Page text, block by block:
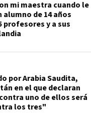
mi maestra cuando le
de 14 años
profesores y a sus
por Arabia Saudita,
en el que declaran
uno de ellos será
los tres"